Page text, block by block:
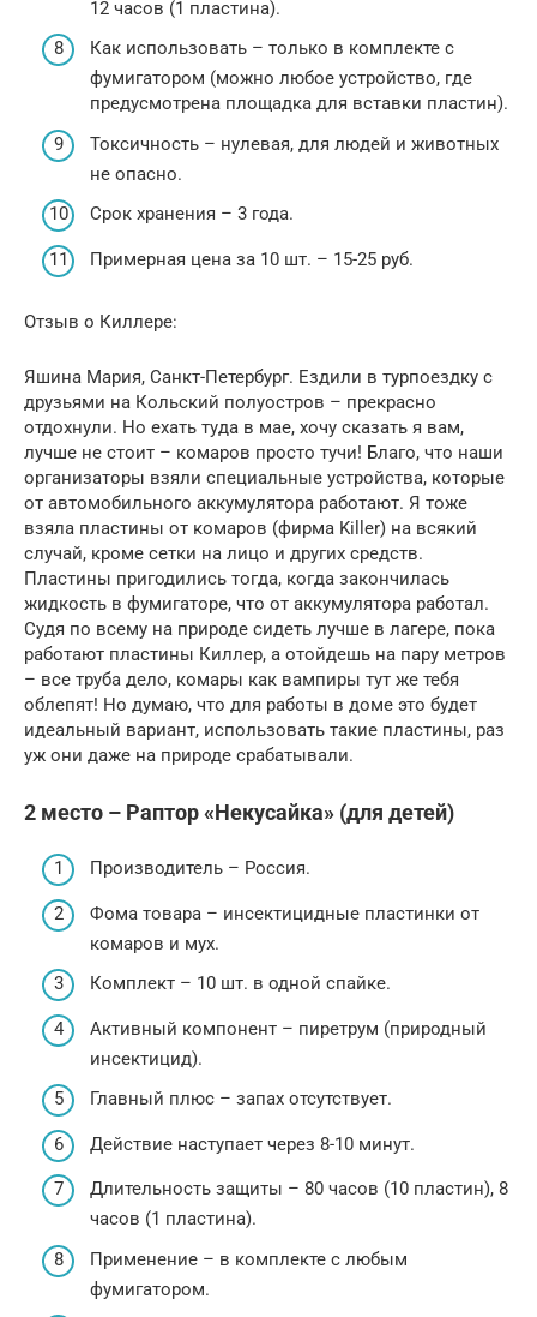
12 часов (1 пластина).
Как использовать – только в комплекте с
фумигатором (можно любое устройство, где
предусмотрена площадка для вставки пластин).
Токсичность – нулевая, для людей и животных
не опасно.
Срок хранения – 3 года.
Примерная цена за 10 шт. – 15-25 руб.
Отзыв о Киллере:
Яшина Мария, Санкт-Петербург. Ездили в турпоездку с
друзьями на Кольский полуостров – прекрасно
отдохнули. Но ехать туда в мае, хочу сказать я вам,
лучше не стоит – комаров просто тучи! Благо, что наши
организаторы взяли специальные устройства, которые
от автомобильного аккумулятора работают. Я тоже
взяла пластины от комаров (фирма Killer) на всякий
случай, кроме сетки на лицо и других средств.
Пластины пригодились тогда, когда закончилась
жидкость в фумигаторе, что от аккумулятора работал.
Судя по всему на природе сидеть лучше в лагере, пока
работают пластины Киллер, а отойдешь на пару метров
– все труба дело, комары как вампиры тут же тебя
облепят! Но думаю, что для работы в доме это будет
идеальный вариант, использовать такие пластины, раз
уж они даже на природе срабатывали.
2 место – Раптор «Некусайка» (для детей)
Производитель – Россия.
Фома товара – инсектицидные пластинки от
комаров и мух.
Комплект – 10 шт. в одной спайке.
Активный компонент – пиретрум (природный
инсектицид).
Главный плюс – запах отсутствует.
Действие наступает через 8-10 минут.
Длительность защиты – 80 часов (10 пластин), 8
часов (1 пластина).
Применение – в комплекте с любым
фумигатором.